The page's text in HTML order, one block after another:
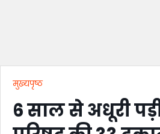
मुख्यपृष्ठ
6 साल से अधूरी